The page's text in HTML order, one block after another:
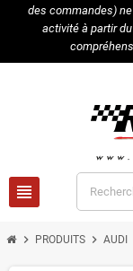
des commandes)
activité à partir
view_headline
chevron_right PRODUITS chevron_right AUDI